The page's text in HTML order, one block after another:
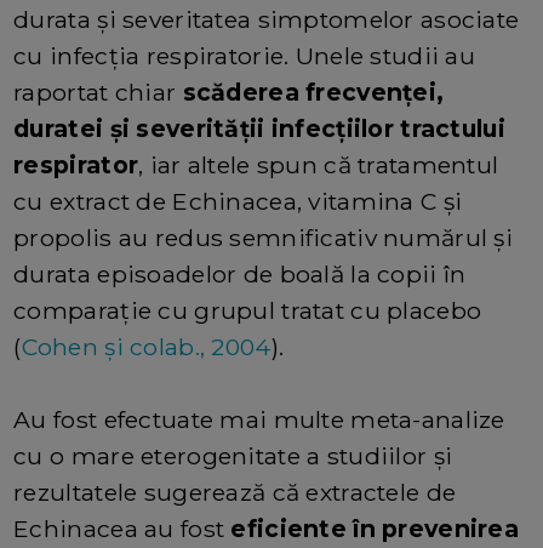
durata și severitatea simptomelor asociate
cu infecția respiratorie. Unele studii au
raportat chiar scăderea frecvenței,
duratei și severității infecțiilor tractului
respirator, iar altele spun că tratamentul
cu extract de Echinacea, vitamina C și
propolis au redus semnificativ numărul și
durata episoadelor de boală la copii în
comparație cu grupul tratat cu placebo
(Cohen și colab., 2004).
Au fost efectuate mai multe meta-analize
cu o mare eterogenitate a studiilor și
rezultatele sugerează că extractele de
Echinacea au fost eficiente în prevenirea